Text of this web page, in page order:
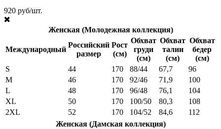
920 руб/шт.
Женская (Молодежная коллекция)
Международный
Российский
размер
Рост
(см)
Обхват
груди
(см)
Обхват
талии
(см)
Обхват
бедер
(см)
S
44 170 88/44 67,7
96
M
46 170 92/46 71,9
100
L
48 170 96/48 76,1
104
XL
50 170 100/50 80,3
108
2XL
52 170 104/52 84,6
112
Женская (Дамская коллекция)